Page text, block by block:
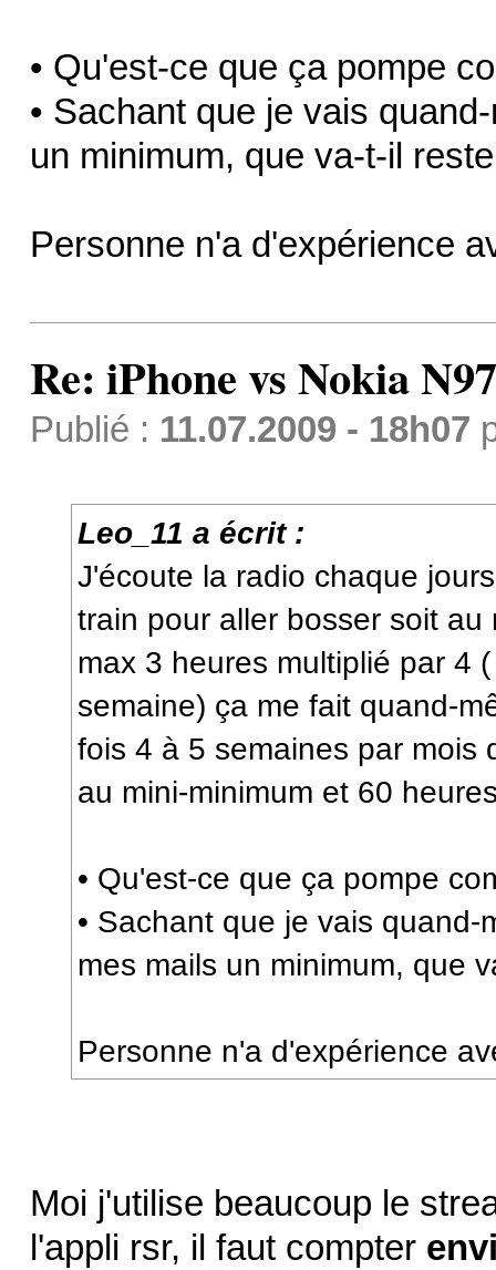
• Qu'est-ce que ça pompe
• Sachant que je vais
un minimum, que va-t-il
Personne n'a d'expérience
Re: iPhone vs Nokia N97
Publié : 11.07.2009 - 18h07
Leo_11 a écrit :
J'écoute la radio chaque
train pour aller bosser soit
max 3 heures multiplié par 4
semaine) ça me fait quand-
fois 4 à 5 semaines par mois
au mini-minimum et 60
• Qu'est-ce que ça pompe
• Sachant que je vais quand-
mes mails un minimum, que
Personne n'a d'expérience
Moi j'utilise beaucoup le
l'appli rsr, il faut compter